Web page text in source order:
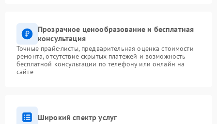
Прозрачное ценообразование и бесплатная
консультация
Точные прайс-листы, предварительная оценка стоимости
ремонта, отсутствие скрытых платежей и возможность
бесплатной консультации по телефону или онлайн на
сайте
Широкий спектр услуг